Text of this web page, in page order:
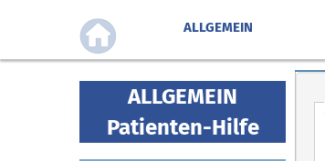
ALLGEMEIN
ALLGEMEIN
Patienten-Hilfe